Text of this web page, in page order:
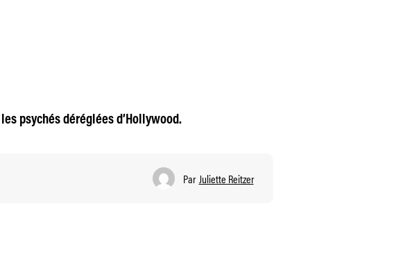
psychés déréglées d’Hollywood.
Par Juliette Reitzer